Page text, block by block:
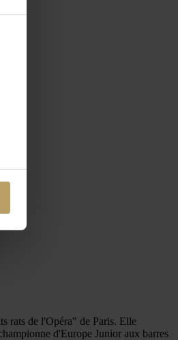
rats de l'Opéra" de Paris. Elle
d'Europe Junior aux barres